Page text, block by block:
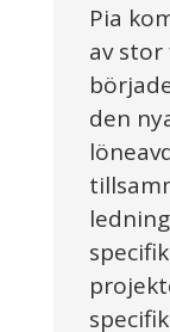
Pia
av
den